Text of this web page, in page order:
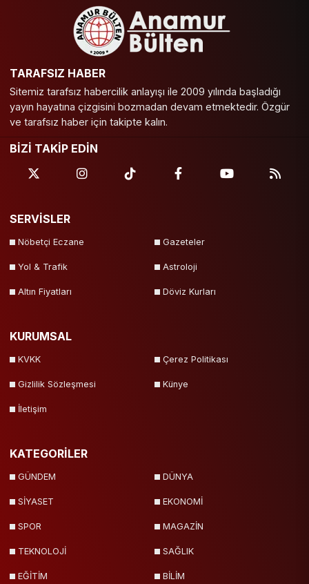
TARAFSIZ HABER
Sitemiz tarafsız habercilik anlayışı ile 2009 yılında başladığı
yayın hayatına çizgisini bozmadan devam etmektedir. Özgür
ve tarafsız haber için takipte kalın.
BİZİ TAKİP EDİN
SERVİSLER
Nöbetçi Eczane Gazeteler
Yol & Trafik Astroloji
Altın Fiyatları Döviz Kurları
KURUMSAL
KVKK Çerez Politikası
Gizlilik Sözleşmesi Künye
İletişim
KATEGORİLER
GÜNDEM DÜNYA
SİYASET EKONOMİ
SPOR MAGAZİN
TEKNOLOJİ SAĞLIK
EĞİTİM BİLİM